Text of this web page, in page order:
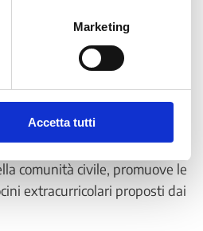
Marketing
Accetta tutti
per tutti
del proprio sviluppo
i cittadini, è un presupposto
per l’inserimento e la
comunità civile, promuove le
extracurricolari proposti dai